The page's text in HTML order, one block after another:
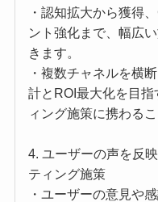
・認知拡大から獲得
ント強化まで、幅広
きます。
・複数チャネルを横
計とROI最大化を目
ィング施策に携わる
4. ユーザーの声を反
ティング施策
・ユーザーの意見や